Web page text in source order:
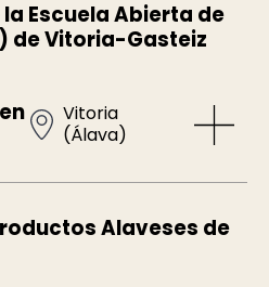
Escuela Abierta de
de Vitoria-Gasteiz
Vitoria
(Álava)
Alaveses de